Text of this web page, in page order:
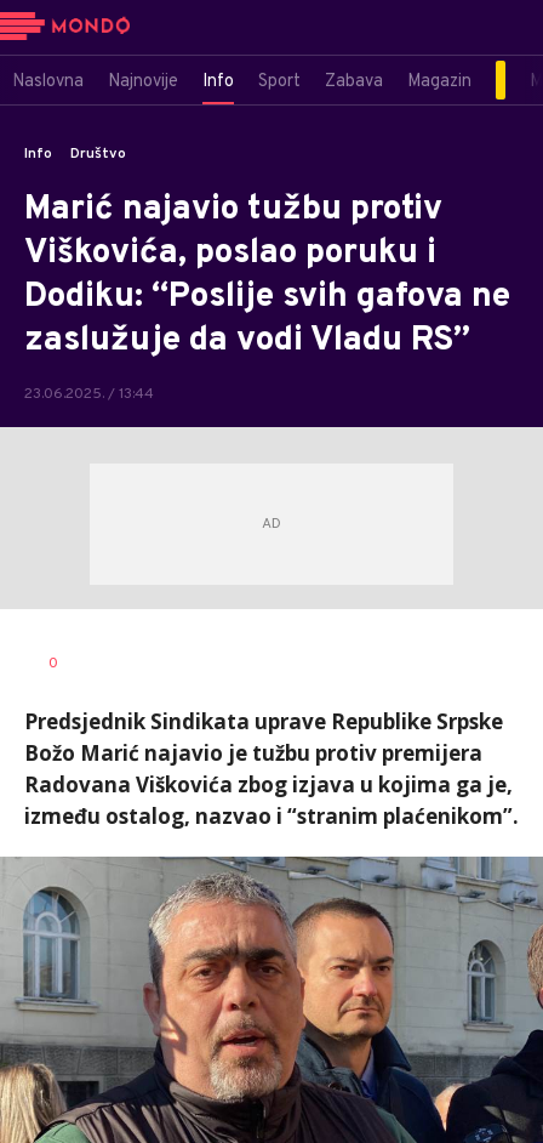
Naslovna Najnovije Info Sport Zabava Magazin
Info Društvo
Marić najavio tužbu protiv
Viškovića, poslao poruku i
Dodiku: “Poslije svih gafova ne
zaslužuje da vodi Vladu RS”
23.06.2025. / 13:44
AUTOR
0
Predsjednik Sindikata uprave Republike Srpske
Božo Marić najavio je tužbu protiv premijera
Radovana Viškovića zbog izjava u kojima ga je,
između ostalog, nazvao i “stranim plaćenikom”.